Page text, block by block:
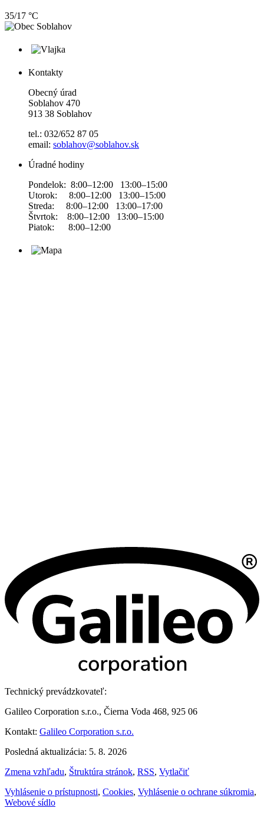
35/17 °C
Kontakty
Obecný úrad
Soblahov 470
913 38 Soblahov
tel.: 032/652 87 05
email: soblahov@soblahov.sk
Úradné hodiny
Pondelok: 8:00–12:00 13:00–15:00
Utorok: 8:00–12:00 13:00–15:00
Streda: 8:00–12:00 13:00–17:00
Štvrtok: 8:00–12:00 13:00–15:00
Piatok: 8:00–12:00
Technický prevádzkovateľ:
Galileo Corporation s.r.o., Čierna Voda 468, 925 06
Kontakt: Galileo Corporation s.r.o.
Posledná aktualizácia: 5. 8. 2026
Zmena vzhľadu, Štruktúra stránok, RSS, Vytlačiť
Vyhlásenie o prístupnosti, Cookies, Vyhlásenie o ochrane súkromia,
Webové sídlo